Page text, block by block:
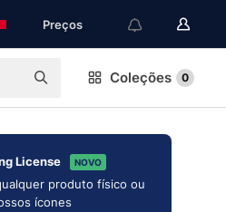
Preços
Coleções 0
License NOVO
produto físico ou
ícones